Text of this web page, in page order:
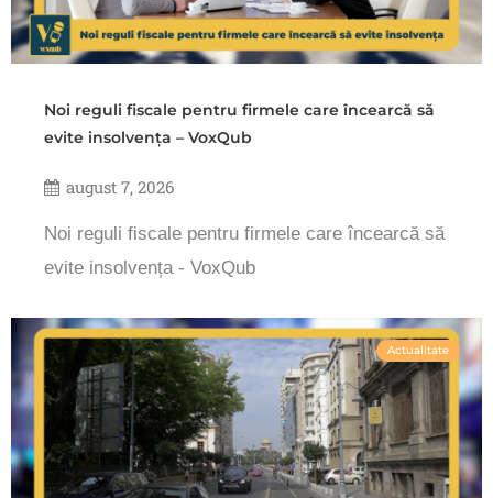
Noi reguli fiscale pentru firmele care încearcă să
evite insolvența – VoxQub
august 7, 2026
Noi reguli fiscale pentru firmele care încearcă să
evite insolvența - VoxQub
Actualitate